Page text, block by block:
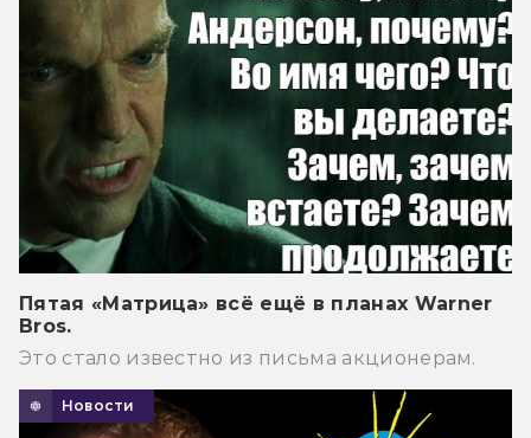
Пятая «Матрица» всё ещё в планах Warner
Bros.
Это стало известно из письма акционерам.
Новости